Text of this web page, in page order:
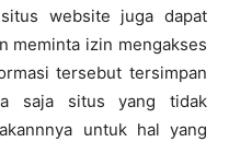
website juga dapat
meminta izin mengakses
tersebut tersimpan
saja situs yang tidak
untuk hal yang